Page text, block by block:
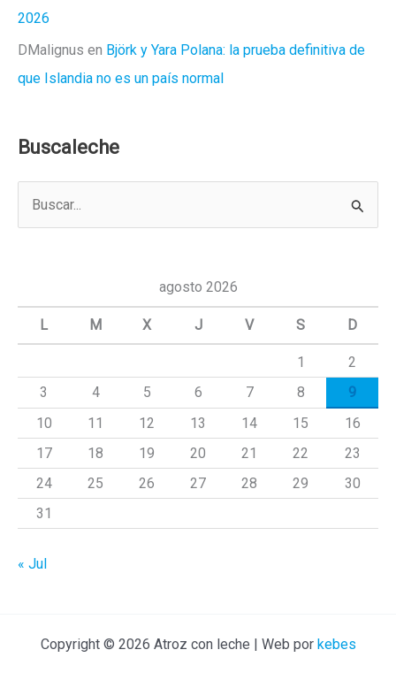
2026
DMalignus en Björk y Yara Polana: la prueba definitiva de
que Islandia no es un país normal
Buscaleche
a
agosto 2026
L M X J V S D
1
2
3
4 5 6 7 8
9
10
11 12 13 14 15
16
17
18 19 20 21 22
23
24
25 26 27 28 29
30
31
« Jul
Copyright © 2026 Atroz con leche | Web por kebes